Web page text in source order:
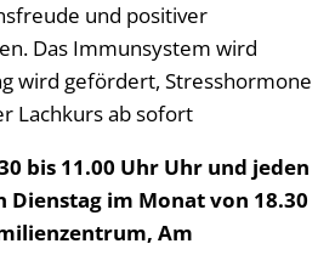
und positiver
Das Immunsystem wird
wird gefördert, Stresshormone
Lachkurs ab sofort
bis 11.00 Uhr Uhr und jeden
im Monat von 18.30
Am